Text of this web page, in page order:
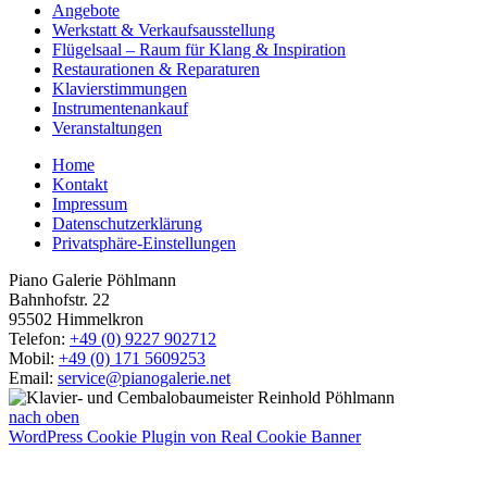
Angebote
Werkstatt & Verkaufsausstellung
Flügelsaal – Raum für Klang & Inspiration
Restaurationen & Reparaturen
Klavierstimmungen
Instrumentenankauf
Veranstaltungen
Home
Kontakt
Impressum
Datenschutzerklärung
Privatsphäre-Einstellungen
Piano Galerie Pöhlmann
Bahnhofstr. 22
95502 Himmelkron
Telefon: +49 (0) 9227 902712
Mobil: +49 (0) 171 5609253
Email: service@pianogalerie.net
nach oben
WordPress Cookie Plugin von Real Cookie Banner